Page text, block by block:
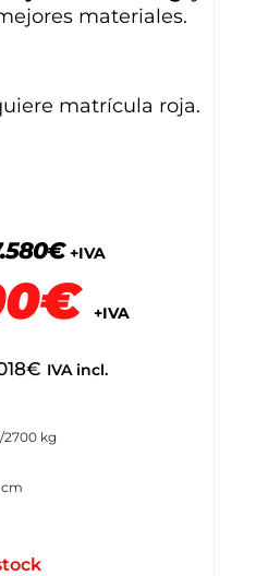
materiales.
matrícula roja.
+IVA
+IVA
€ IVA incl.
kg
cm